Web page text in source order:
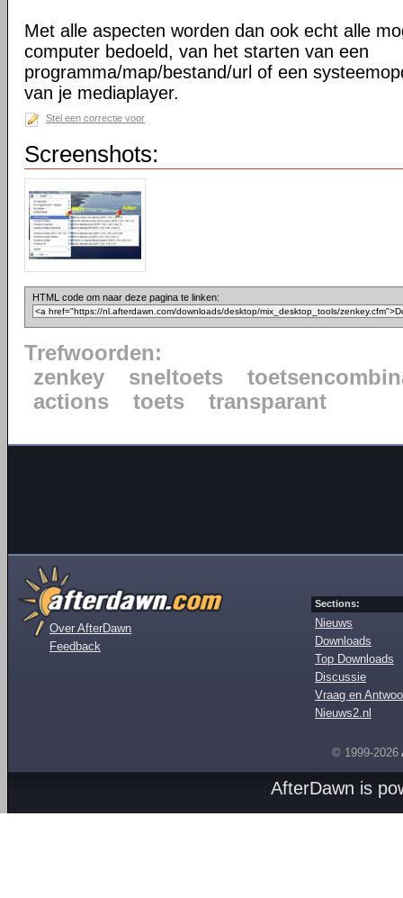
Met alle aspecten worden dan ook echt alle
computer bedoeld, van het starten van een
programma/map/bestand/url of een
van je mediaplayer.
Stel een correctie voor
Screenshots:
HTML code om naar deze pagina te linken:
Trefwoorden:
zenkey
sneltoets
actions
toets transparant
Over AfterDawn
Feedback
Sections:
Nieuws
Downloads
Top Downloads
Discussie
Vraag en
Nieuws2.nl
© 1999-2026
AfterDawn is